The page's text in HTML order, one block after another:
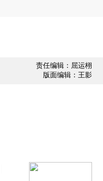
责任编辑：屈运栩
版面编辑：王影